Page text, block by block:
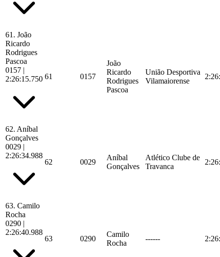
61. João
Ricardo
Rodrigues
Pascoa
0157 |
2:26:15.750 61 0157
João
Ricardo
Rodrigues
Pascoa
União Desportiva
Vilamaiorense
62. Aníbal
Gonçalves
0029 |
2:26:34.988
62 0029
Aníbal
Gonçalves
Atlético Clube de
Travanca
63. Camilo
Rocha
0290 |
2:26:40.988
63 0290
Camilo
Rocha
------